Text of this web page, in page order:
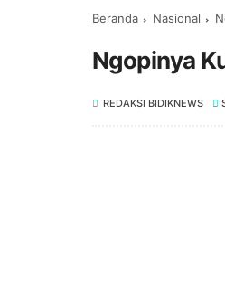
Beranda Nasional
Ngopinya
REDAKSI BIDIKNEWS